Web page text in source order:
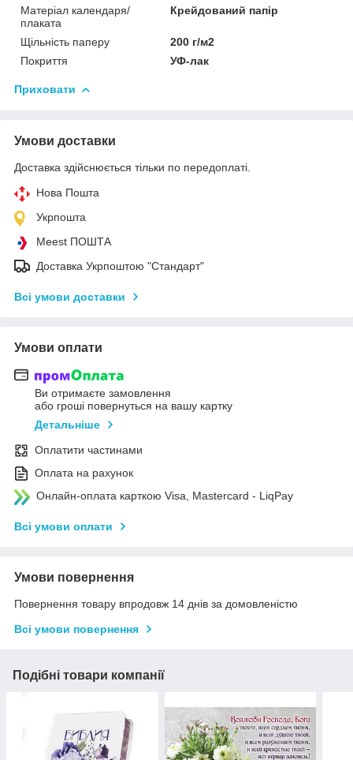
Матеріал календаря/
плаката
Крейдований папір
Щільність паперу
200 г/м2
Покриття
УФ-лак
Приховати
Умови доставки
Доставка здійснюється тільки по передоплаті.
Нова Пошта
Укрпошта
Meest ПОШТА
Доставка Укрпоштою "Стандарт"
Всі умови доставки
Умови оплати
Ви отримаєте замовлення
або гроші повернуться на вашу картку
Детальніше
Оплатити частинами
Оплата на рахунок
Онлайн-оплата карткою Visa, Mastercard - LiqPay
Всі умови оплати
Умови повернення
Повернення товару впродовж 14 днів за домовленістю
Всі умови повернення
Подібні товари компанії